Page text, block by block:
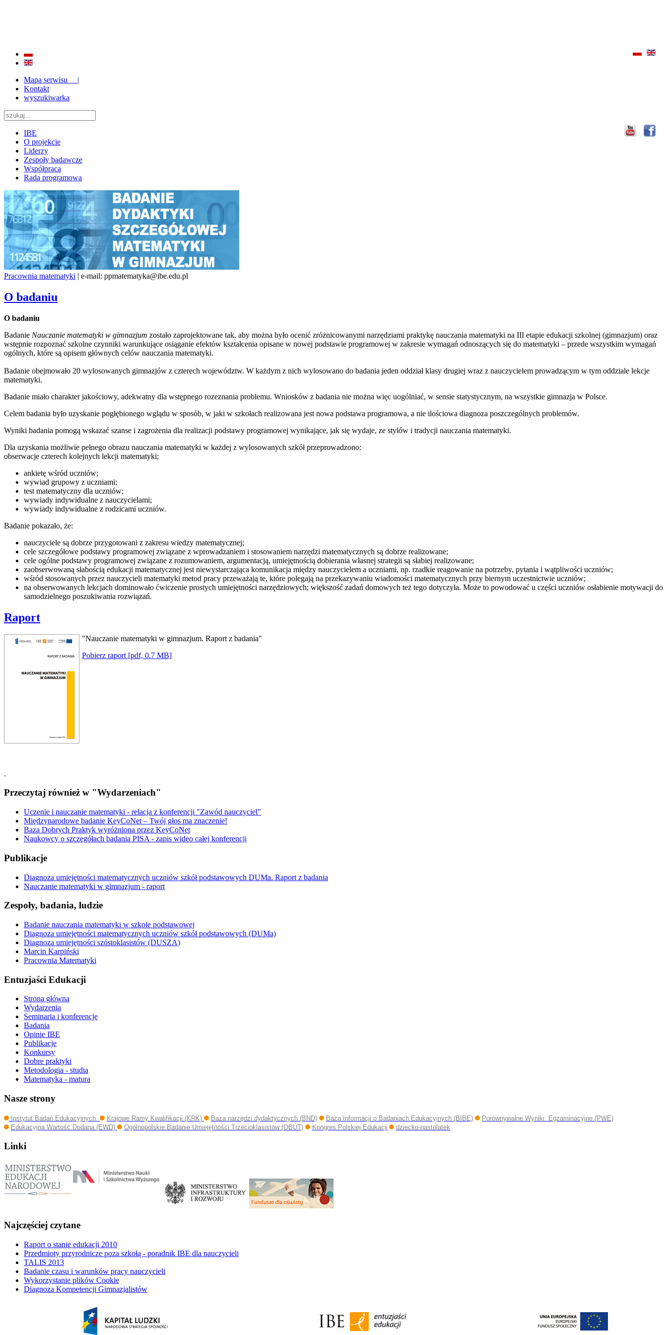
Mapa serwisu |
Kontakt
wyszukiwarka
IBE
O projekcie
Liderzy
Zespoły badawcze
Współpraca
Rada programowa
Pracownia matematyki | e-mail: ppmatematyka@ibe.edu.pl
O badaniu
O badaniu
Badanie Nauczanie matematyki w gimnazjum zostało zaprojektowane tak, aby można było ocenić zróżnicowanymi narzędziami praktykę nauczania matematyki na III etapie edukacji szkolnej (gimnazjum) oraz
wstępnie rozpoznać szkolne czynniki warunkujące osiąganie efektów kształcenia opisane w nowej podstawie programowej w zakresie wymagań odnoszących się do matematyki – przede wszystkim wymagań
ogólnych, które są opisem głównych celów nauczania matematyki.
Badanie obejmowało 20 wylosowanych gimnazjów z czterech województw. W każdym z nich wylosowano do badania jeden oddział klasy drugiej wraz z nauczycielem prowadzącym w tym oddziale lekcje
matematyki.
Badanie miało charakter jakościowy, adekwatny dla wstępnego rozeznania problemu. Wniosków z badania nie można więc uogólniać, w sensie statystycznym, na wszystkie gimnazja w Polsce.
Celem badania było uzyskanie pogłębionego wglądu w sposób, w jaki w szkołach realizowana jest nowa podstawa programowa, a nie ilościowa diagnoza poszczególnych problemów.
Wyniki badania pomogą wskazać szanse i zagrożenia dla realizacji podstawy programowej wynikające, jak się wydaje, ze stylów i tradycji nauczania matematyki.
Dla uzyskania możliwie pełnego obrazu nauczania matematyki w każdej z wylosowanych szkół przeprowadzono:
obserwacje czterech kolejnych lekcji matematyki;
ankietę wśród uczniów;
wywiad grupowy z uczniami;
test matematyczny dla uczniów;
wywiady indywidualne z nauczycielami;
wywiady indywidualne z rodzicami uczniów.
Badanie pokazało, że:
nauczyciele są dobrze przygotowani z zakresu wiedzy matematycznej;
cele szczegółowe podstawy programowej związane z wprowadzaniem i stosowaniem narzędzi matematycznych są dobrze realizowane;
cele ogólne podstawy programowej związane z rozumowaniem, argumentacją, umiejętnością dobierania własnej strategii są słabiej realizowane;
zaobserwowaną słabością edukacji matematycznej jest niewystarczająca komunikacja między nauczycielem a uczniami, np. rzadkie reagowanie na potrzeby, pytania i wątpliwości uczniów;
wśród stosowanych przez nauczycieli matematyki metod pracy przeważają te, które polegają na przekazywaniu wiadomości matematycznych przy biernym uczestnictwie uczniów;
na obserwowanych lekcjach dominowało ćwiczenie prostych umiejętności narzędziowych; większość zadań domowych też tego dotyczyła. Może to powodować u części uczniów osłabienie motywacji do
samodzielnego poszukiwania rozwiązań.
Raport
"Nauczanie matematyki w gimnazjum. Raport z badania"
Pobierz raport [pdf, 0.7 MB]
.
Przeczytaj również w "Wydarzeniach"
Uczenie i nauczanie matematyki - relacja z konferencji "Zawód nauczyciel"
Międzynarodowe badanie KeyCoNet – Twój głos ma znaczenie!
Baza Dobrych Praktyk wyróżniona przez KeyCoNet
Naukowcy o szczegółach badania PISA - zapis wideo całej konferencji
Publikacje
Diagnoza umiejętności matematycznych uczniów szkół podstawowych DUMa. Raport z badania
Nauczanie matematyki w gimnazjum - raport
Zespoły, badania, ludzie
Badanie nauczania matematyki w szkole podstawowej
Diagnoza umiejętności matematycznych uczniów szkół podstawowych (DUMa)
Diagnoza umiejętności szóstoklasistów (DUSZA)
Marcin Karpiński
Pracownia Matematyki
Entuzjaści Edukacji
Strona główna
Wydarzenia
Seminaria i konferencje
Badania
Opinie IBE
Publikacje
Konkursy
Dobre praktyki
Metodologia - studia
Matematyka - matura
Nasze strony
Instytut Badań Edukacyjnych Krajowe Ramy Kwalifikacji (KRK) Baza narzędzi dydaktycznych (BND) Baza Informacji o Badaniach Edukacyjnych (BIBE)
Porównywalne Wyniki Egzaminacyjne (PWE)
Edukacyjna Wartość Dodana (EWD)
Ogólnopolskie Badanie Umiejętności Trzecioklasistów (OBUT) Kongres Polskiej Edukacji dziecko-nastolatek
Linki
Najczęściej czytane
Raport o stanie edukacji 2010
Przedmioty przyrodnicze poza szkołą - poradnik IBE dla nauczycieli
TALIS 2013
Badanie czasu i warunków pracy nauczycieli
Wykorzystanie plików Cookie
Diagnoza Kompetencji Gimnazjalistów